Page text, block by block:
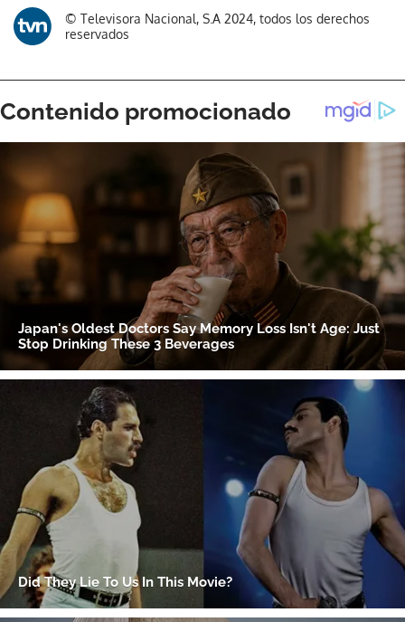
© Televisora Nacional, S.A 2024, todos los derechos
reservados